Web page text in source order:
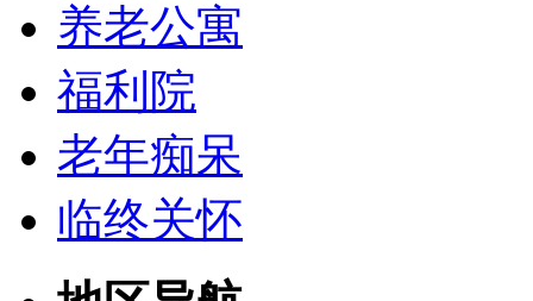
养老公寓
福利院
老年痴呆
临终关怀